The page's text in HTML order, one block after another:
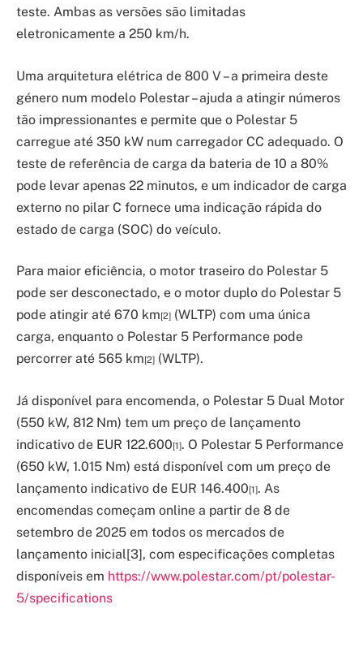
teste. Ambas as versões são limitadas
eletronicamente a 250 km/h.
Uma arquitetura elétrica de 800 V – a primeira deste
género num modelo Polestar – ajuda a atingir números
tão impressionantes e permite que o Polestar 5
carregue até 350 kW num carregador CC adequado. O
teste de referência de carga da bateria de 10 a 80%
pode levar apenas 22 minutos, e um indicador de carga
externo no pilar C fornece uma indicação rápida do
estado de carga (SOC) do veículo.
Para maior eficiência, o motor traseiro do Polestar 5
pode ser desconectado, e o motor duplo do Polestar 5
pode atingir até 670 km[2] (WLTP) com uma única
carga, enquanto o Polestar 5 Performance pode
percorrer até 565 km[2] (WLTP).
Já disponível para encomenda, o Polestar 5 Dual Motor
(550 kW, 812 Nm) tem um preço de lançamento
indicativo de EUR 122.600[1]. O Polestar 5 Performance
(650 kW, 1.015 Nm) está disponível com um preço de
lançamento indicativo de EUR 146.400[1]. As
encomendas começam online a partir de 8 de
setembro de 2025 em todos os mercados de
lançamento inicial[3], com especificações completas
disponíveis em https://www.polestar.com/pt/polestar-
5/specifications